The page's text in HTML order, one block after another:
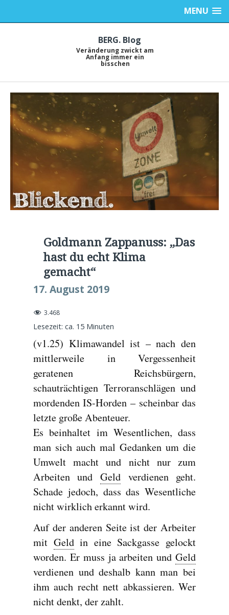
MENU
BERG. Blog
Veränderung zwickt am
Anfang immer ein
bisschen
Goldmann Zappanuss: „Das
hast du echt Klima
gemacht“
17. August 2019
3.468
Lesezeit: ca. 15 Minuten
(v1.25) Klimawandel ist – nach den
mittlerweile in Vergessenheit
geratenen Reichsbürgern,
schauträchtigen Terroranschlägen und
mordenden IS-Horden – scheinbar das
letzte große Abenteuer.
Es beinhaltet im Wesentlichen, dass
man sich auch mal Gedanken um die
Umwelt macht und nicht nur zum
Arbeiten und Geld verdienen geht.
Schade jedoch, dass das Wesentliche
nicht wirklich erkannt wird.
Auf der anderen Seite ist der Arbeiter
mit Geldin eine Sackgasse gelockt
worden. Er muss ja arbeiten undGeld
verdienen und deshalb kann man bei
ihm auch recht nett abkassieren. Wer
nicht denkt, der zahlt.